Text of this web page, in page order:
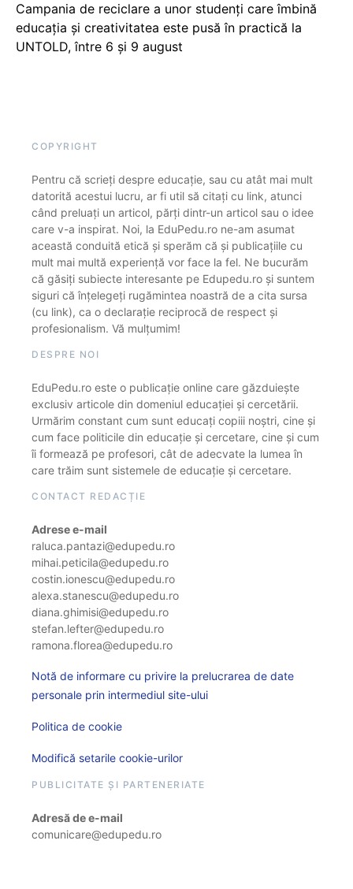
Campania de reciclare a unor studenți care îmbină
educația și creativitatea este pusă în practică la
UNTOLD, între 6 și 9 august
COPYRIGHT
Pentru că scrieți despre educație, sau cu atât mai mult
datorită acestui lucru, ar fi util să citați cu link, atunci
când preluați un articol, părți dintr-un articol sau o idee
care v-a inspirat. Noi, la EduPedu.ro ne-am asumat
această conduită etică și sperăm că și publicațiile cu
mult mai multă experiență vor face la fel. Ne bucurăm
că găsiți subiecte interesante pe Edupedu.ro și suntem
siguri că înțelegeți rugămintea noastră de a cita sursa
(cu link), ca o declarație reciprocă de respect și
profesionalism. Vă mulțumim!
DESPRE NOI
EduPedu.ro este o publicație online care găzduiește
exclusiv articole din domeniul educației și cercetării.
Urmărim constant cum sunt educați copiii noștri, cine și
cum face politicile din educație și cercetare, cine și cum
îi formează pe profesori, cât de adecvate la lumea în
care trăim sunt sistemele de educație și cercetare.
CONTACT REDACȚIE
Adrese e-mail
raluca.pantazi@edupedu.ro
mihai.peticila@edupedu.ro
costin.ionescu@edupedu.ro
alexa.stanescu@edupedu.ro
diana.ghimisi@edupedu.ro
stefan.lefter@edupedu.ro
ramona.florea@edupedu.ro
Notă de informare cu privire la prelucrarea de date
personale prin intermediul site-ului
Politica de cookie
Modifică setarile cookie-urilor
PUBLICITATE ȘI PARTENERIATE
Adresă de e-mail
comunicare@edupedu.ro